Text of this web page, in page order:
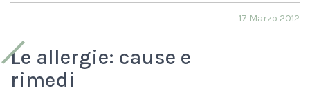
17 Marzo 2012
Le allergie: cause e
rimedi